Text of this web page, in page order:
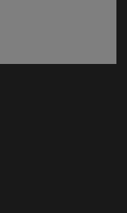
nueva ventana)
ventana)